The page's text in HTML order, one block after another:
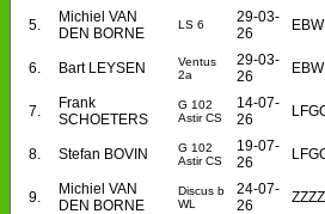
5.
Michiel VAN
DEN BORNE
LS 6
29-03-
26
6. Bart LEYSEN
Ventus
2a
29-03-
26
7.
Frank
SCHOETERS
G 102
Astir CS
14-07-
26
8. Stefan BOVIN
G 102
Astir CS
19-07-
26
9.
Michiel VAN
DEN BORNE
Discus b
WL
24-07-
26
ZZZZ